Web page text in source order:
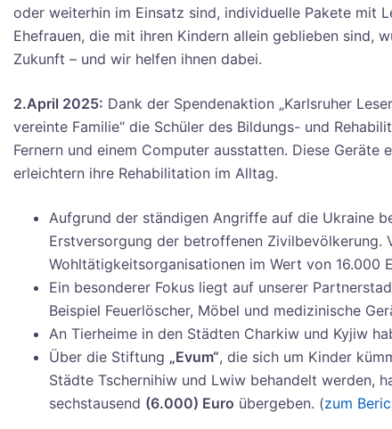
oder weiterhin im Einsatz sind, individuelle Pakete mit
Ehefrauen, die mit ihren Kindern allein geblieben sind,
Zukunft – und wir helfen ihnen dabei.
2.April 2025: Dank der Spendenaktion „Karlsruher
vereinte Familie“ die Schüler des Bildungs- und
Fernern und einem Computer ausstatten. Diese
erleichtern ihre Rehabilitation im Alltag.
Aufgrund der ständigen Angriffe auf die Ukraine
Erstversorgung der betroffenen Zivilbevölkerung.
Wohltätigkeitsorganisationen im Wert von 16.000
Ein besonderer Fokus liegt auf unserer
Beispiel Feuerlöscher, Möbel und medizinische
An Tierheime in den Städten Charkiw und Kyjiw
Über die Stiftung „Evum“, die sich um Kinder
Städte Tschernihiw und Lwiw behandelt werden,
sechstausend (6.000) Euro übergeben. (zum